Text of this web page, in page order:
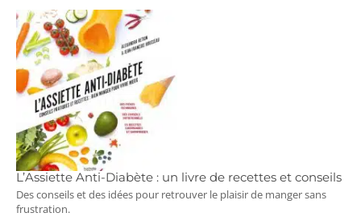
L’Assiette Anti-Diabète : un livre de recettes et conseils
Des conseils et des idées pour retrouver le plaisir de manger sans
frustration.